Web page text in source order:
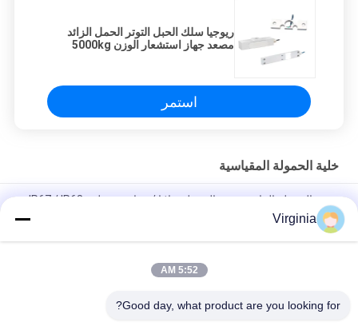
ريوجيا سلك الحبل التوتر الحمل الزائد
مصعد جهاز استشعار الوزن 5000kg
استمر
خلية الحمولة المقياسية
محدد الحمولة الزائدة محدد الحمولة خلايا / موازين معلقة IP67 / IP68
AC250V / 7A
DC5V - 12V تحميل الحمولة الخاصة خلايا التحميل للتركيب أسفل سيارة
Virginia
5:52 AM
Good day, what product are you looking for?